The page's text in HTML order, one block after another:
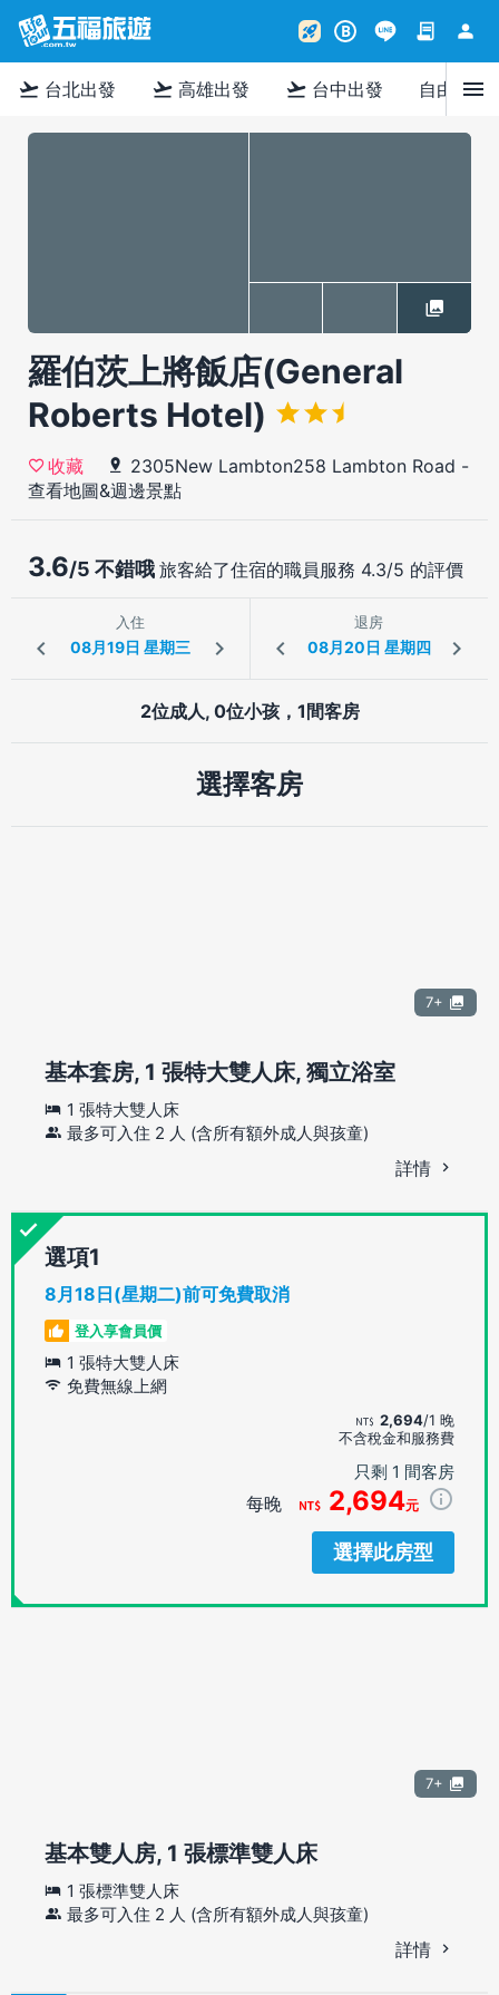
rocket_launch B contract person
flight_takeoff 台北出發 flight_takeoff 高雄出發 flight_takeoff 台中出發 自由行menu
羅伯茨上將飯店(General
Roberts Hotel)
收藏 2305New Lambton258 Lambton Road -
查看地圖&週邊景點
3.6/5 不錯哦 旅客給了住宿的職員服務 4.3/5 的評價
入住 退房
2位成人, 0位小孩，1間客房
選擇客房
7+
基本套房, 1 張特大雙人床, 獨立浴室
1 張特大雙人床
最多可入住 2 人 (含所有額外成人與孩童)
詳情
選項
8月18日(星期二)前可免費取消
登入享會員價
1 張特大雙人床
免費無線上網
2,694/1 晚
不含稅金和服務費
只剩 1 間客房
每晚 2,694元
選擇此房型
7+
基本雙人房, 1 張標準雙人床
1 張標準雙人床
最多可入住 2 人 (含所有額外成人與孩童)
詳情